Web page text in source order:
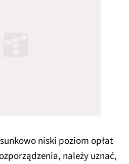
niski poziom opłat
należy uznać,